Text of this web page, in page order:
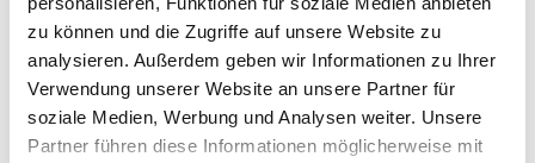
zu können und die Zugriffe auf unsere Website zu
analysieren. Außerdem geben wir Informationen zu Ihrer
Verwendung unserer Website an unsere Partner für
soziale Medien, Werbung und Analysen weiter. Unsere
Partner führen diese Informationen möglicherweise mit
4251314729866